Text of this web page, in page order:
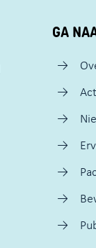
GA